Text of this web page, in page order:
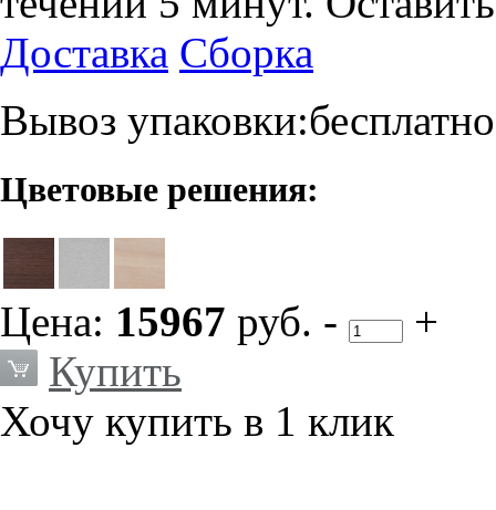
Доставка Сборка
Вывоз упаковки:бесплатно
Цветовые решения:
Цена: 15967 руб. -
+
Купить
Хочу купить в 1 клик